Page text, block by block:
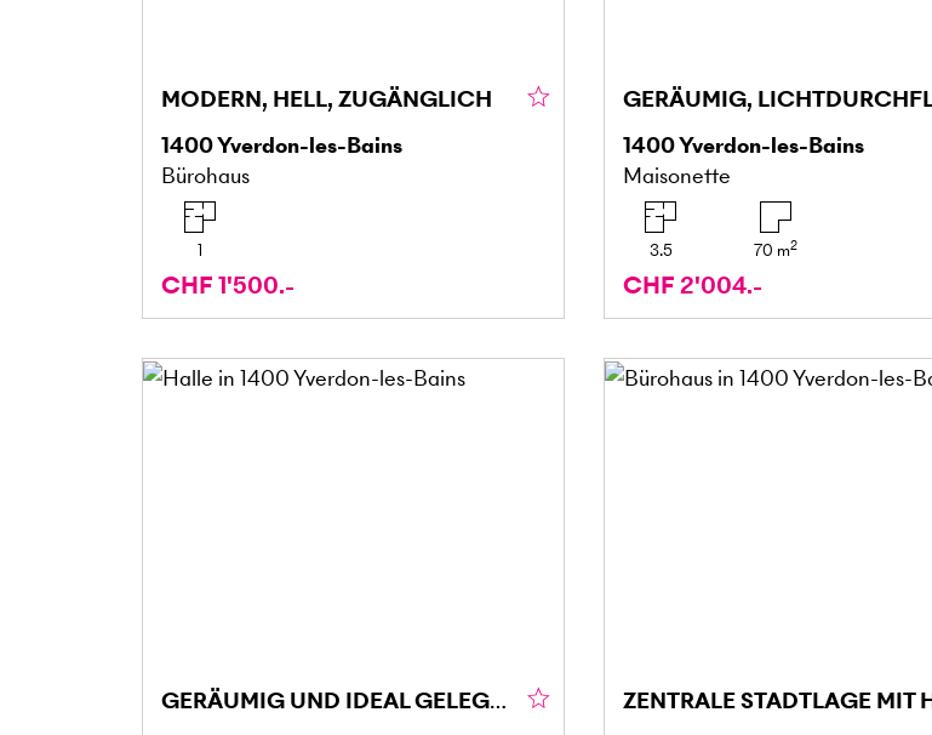
MODERN, HELL, ZUGÄNGLICH
1400Yverdon-les-Bains
Bürohaus
1
CHF 1'500.-
1400Yverdon-les-Bains
Maisonette
3.5 70 m2
CHF 2'004.-
GERÄUMIG UND IDEAL GELEGEN